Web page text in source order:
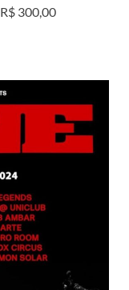
R$ 300,00